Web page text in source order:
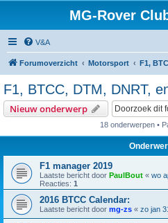
MG-Rover
V&A
Forumoverzicht Motorsport F1,
F1, BTCC, DTM, DNRT,
Nieuw onderwerp
18 onderwerpen •
F1 manager 2019
Laatste bericht door PaulBout « wo
Reacties: 1
2016 BTCC Calendar:
Laatste bericht door mg-zs « zo jan